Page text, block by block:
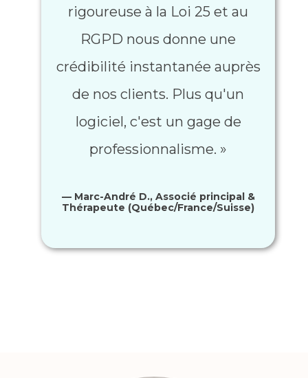
rigoureuse à la Loi 25 et au
RGPD nous donne une
crédibilité instantanée auprès
de nos clients. Plus qu'un
logiciel, c'est un gage de
professionnalisme. »
— Marc-André D., Associé principal &
Thérapeute (Québec/France/Suisse)